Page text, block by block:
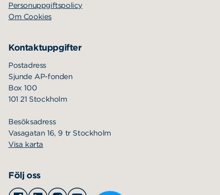
Personuppgiftspolicy
Om Cookies
Kontaktuppgifter
Postadress
Sjunde AP-fonden
Box 100
101 21 Stockholm
Besöksadress
Vasagatan 16, 9 tr Stockholm
Visa karta
Följ oss
Facebook
LinkedinInstagramYoutube